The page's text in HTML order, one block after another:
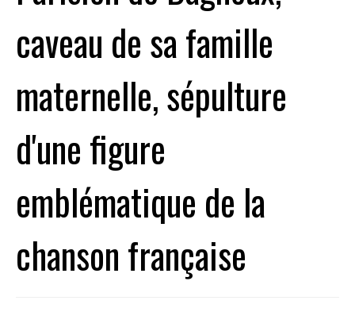
caveau de sa famille
maternelle, sépulture
d'une figure
emblématique de la
chanson française